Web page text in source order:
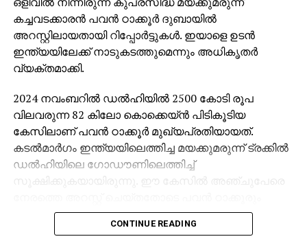
കച്ചവടക്കാരന്‍ പവന്‍ ഠാക്കൂര്‍ ദുബായില്‍
അറസ്റ്റിലായതായി റിപ്പോര്‍ട്ടുകള്‍. ഇയാളെ ഉടന്‍
ഇന്ത്യയിലേക്ക് നാടുകടത്തുമെന്നും അധികൃതര്‍
വ്യക്തമാക്കി.
2024 നവംബറില്‍ ഡല്‍ഹിയില്‍ 2500 കോടി രൂപ
വിലവരുന്ന 82 കിലോ കൊക്കെയ്ന്‍ പിടികൂടിയ
കേസിലാണ് പവന്‍ ഠാക്കൂര്‍ മുഖ്യപ്രതിയായത്.
കടല്‍മാര്‍ഗം ഇന്ത്യയിലെത്തിച്ച മയക്കുമരുന്ന് ട്രക്കില്‍
ഡല്‍ഹിയിലെ ഗോഡൗണിലെത്തിച്ച്
സൂക്ഷിക്കുകയായിരുന്നു. ഈ കേസില്‍ അഞ്ചുപേരെ
കുടുംബവും വിദേശത്തേക്ക് ഒളിവിലായിരുന്നു.
CONTINUE READING